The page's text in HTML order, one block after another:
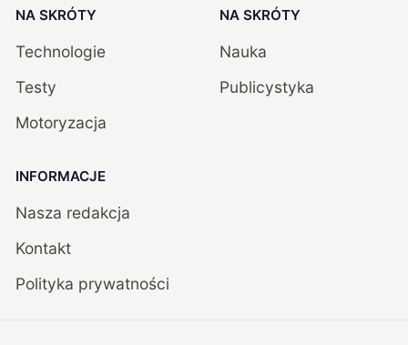
NA SKRÓTY
Technologie
Testy
Motoryzacja
NA SKRÓTY
Nauka
Publicystyka
INFORMACJE
Nasza redakcja
Kontakt
Polityka prywatności